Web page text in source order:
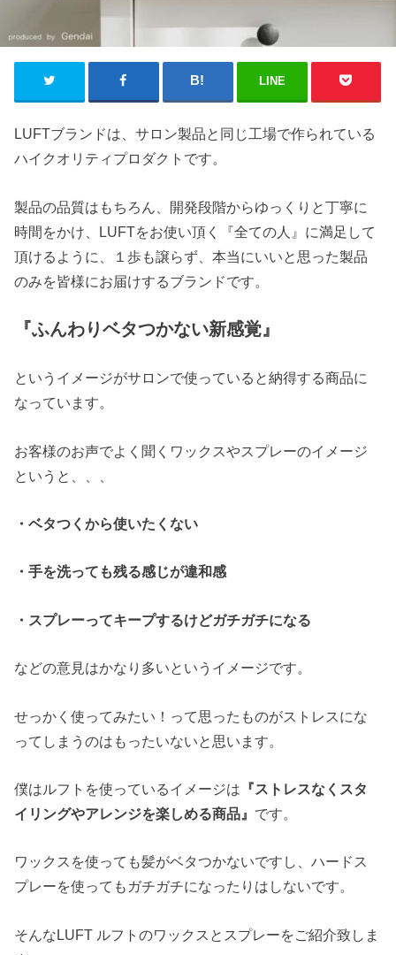
LINE
LUFTブランドは、サロン製品と同じ工場で作られている
ハイクオリティプロダクトです。
製品の品質はもちろん、開発段階からゆっくりと丁寧に
時間をかけ、LUFTをお使い頂く『全ての人』に満足して
頂けるように、１歩も譲らず、本当にいいと思った製品
のみを皆様にお届けするブランドです。
『ふんわりベタつかない新感覚』
というイメージがサロンで使っていると納得する商品に
なっています。
お客様のお声でよく聞くワックスやスプレーのイメージ
というと、、、
・ベタつくから使いたくない
・手を洗っても残る感じが違和感
・スプレーってキープするけどガチガチになる
などの意見はかなり多いというイメージです。
せっかく使ってみたい！って思ったものがストレスにな
ってしまうのはもったいないと思います。
僕はルフトを使っているイメージは 『ストレスなくスタ
イリングやアレンジを楽しめる商品』 です。
ワックスを使っても髪がベタつかないですし、ハードス
プレーを使ってもガチガチになったりはしないです。
そんなLUFT ルフトのワックスとスプレーをご紹介致しま